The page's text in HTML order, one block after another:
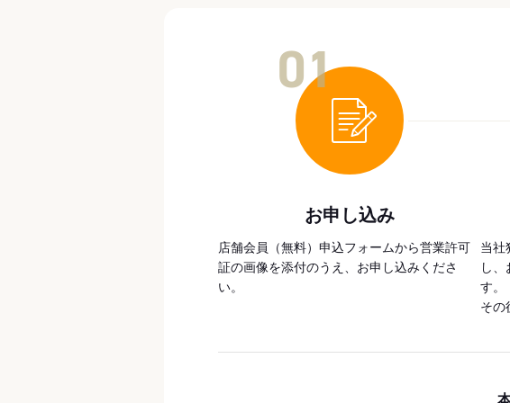
お申し込み
店舗会員（無料）申込フォームから営業許可
証の画像を添付のうえ、お申し込みくださ
い。
当社
し
す。
その